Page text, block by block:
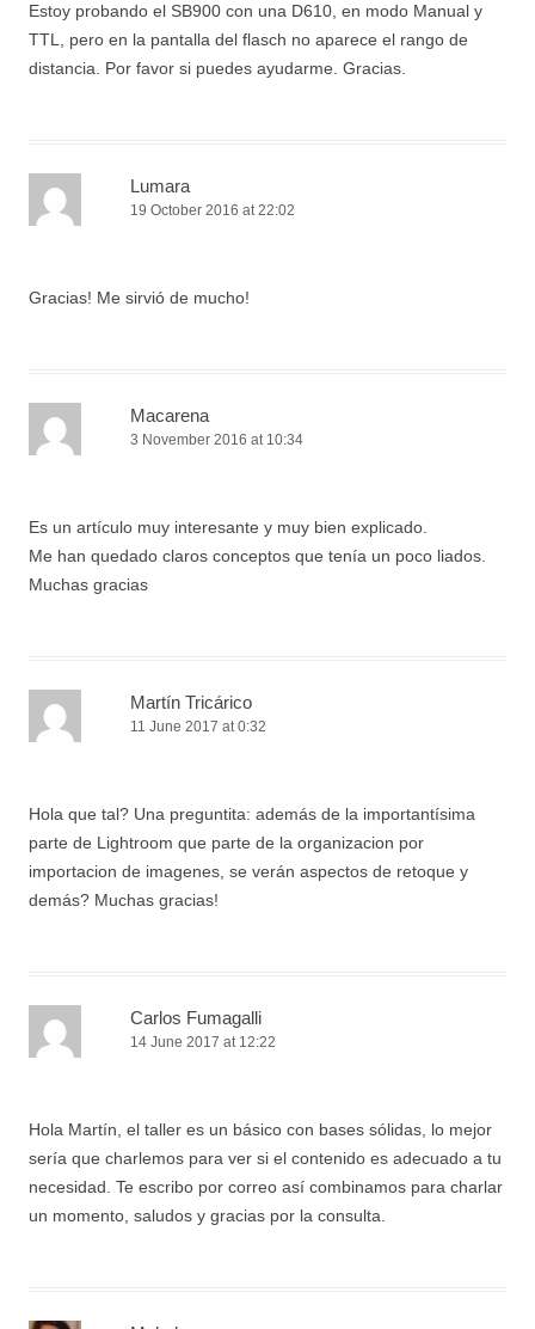
Estoy probando el SB900 con una D610, en modo Manual y
TTL, pero en la pantalla del flasch no aparece el rango de
distancia. Por favor si puedes ayudarme. Gracias.
Lumara
19 October 2016 at 22:02
Gracias! Me sirvió de mucho!
Macarena
3 November 2016 at 10:34
Es un artículo muy interesante y muy bien explicado.
Me han quedado claros conceptos que tenía un poco liados.
Muchas gracias
Martín Tricárico
11 June 2017 at 0:32
Hola que tal? Una preguntita: además de la importantísima
parte de Lightroom que parte de la organizacion por
importacion de imagenes, se verán aspectos de retoque y
demás? Muchas gracias!
Carlos Fumagalli
14 June 2017 at 12:22
Hola Martín, el taller es un básico con bases sólidas, lo mejor
sería que charlemos para ver si el contenido es adecuado a tu
necesidad. Te escribo por correo así combinamos para charlar
un momento, saludos y gracias por la consulta.